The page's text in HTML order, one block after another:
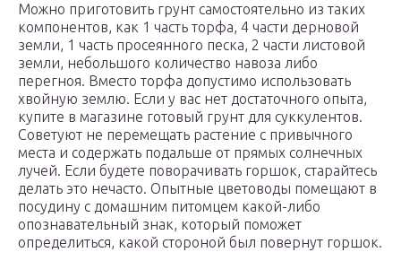
Можно приготовить грунт самостоятельно из таких
компонентов, как 1 часть торфа, 4 части дерновой
земли, 1 часть просеянного песка, 2 части листовой
земли, небольшого количество навоза либо
перегноя. Вместо торфа допустимо использовать
хвойную землю. Если у вас нет достаточного опыта,
купите в магазине готовый грунт для суккулентов.
Советуют не перемещать растение с привычного
места и содержать подальше от прямых солнечных
лучей. Если будете поворачивать горшок, старайтесь
делать это нечасто. Опытные цветоводы помещают в
посудину с домашним питомцем какой-либо
опознавательный знак, который поможет
определиться, какой стороной был повернут горшок.